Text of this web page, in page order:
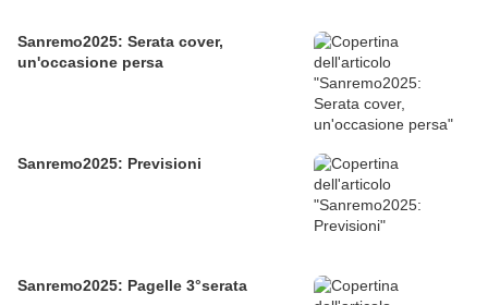
Sanremo2025: Serata cover,
un'occasione persa
Sanremo2025: Previsioni
Sanremo2025: Pagelle 3°serata